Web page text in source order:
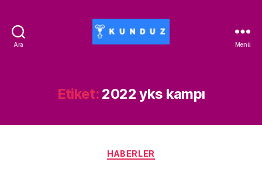
Ara
-
ALİSAN453T-
Menü
Etiket: 2022 yks kampı
Kategoriler
HABERLER